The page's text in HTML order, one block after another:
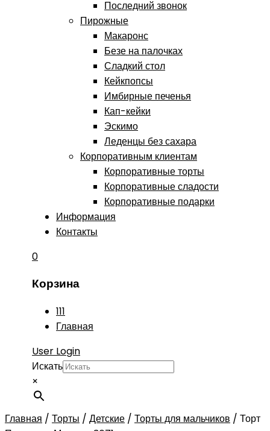
Последний звонок
Пирожные
Макаронс
Безе на палочках
Сладкий стол
Кейкпопсы
Имбирные печенья
Кап-кейки
Эскимо
Леденцы без сахара
Корпоративным клиентам
Корпоративные торты
Корпоративные сладости
Корпоративные подарки
Информация
Контакты
0
Корзина
111
Главная
User Login
Искать
×
Главная / Торты / Детские / Торты для мальчиков / Торт